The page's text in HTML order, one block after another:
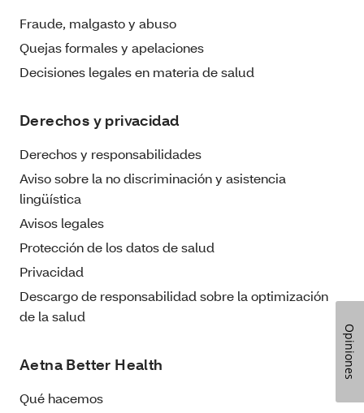
Fraude, malgasto y abuso
Quejas formales y apelaciones
Decisiones legales en materia de salud
Derechos y privacidad
Derechos y responsabilidades
Aviso sobre la no discriminación y asistencia
lingüística
Avisos legales
Protección de los datos de salud
Privacidad
Descargo de responsabilidad sobre la optimización
de la salud
Aetna Better Health
Qué hacemos
Opiniones